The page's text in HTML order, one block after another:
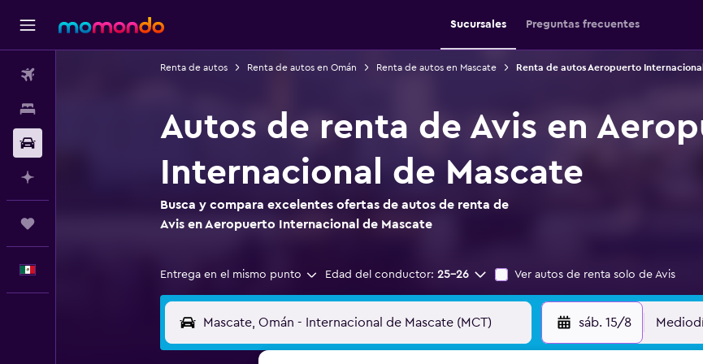
Sucursales Preguntas frecuentes
Renta de autos Renta de autos en Omán Renta de autos en Mascate Renta de autos Aeropuerto
Autos de renta de Avis en
Internacional de Mascate
Busca y compara excelentes ofertas de autos de renta de
Avis en Aeropuerto Internacional de Mascate
Entrega en el mismo punto Edad del conductor: 25-26 Ver autos de renta solo de Avis
sáb. 15/8